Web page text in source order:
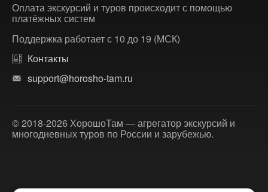
Оплата экскурсий и туров происходит с помощью
платёжных систем
Поддержка работает с 10 до 19 (МСК)
Контакты
support@horosho-tam.ru
© 2018-2026 ХорошоТам — агрегатор экскурсий и
многодневных туров по России и зарубежью.